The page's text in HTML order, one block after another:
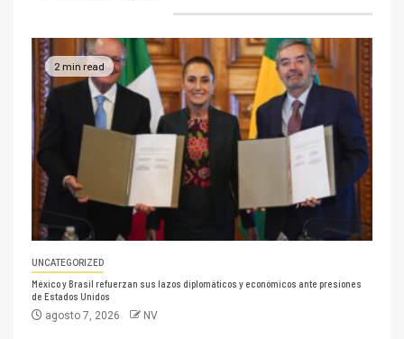
2 min read
UNCATEGORIZED
México y Brasil refuerzan sus lazos diplomáticos y económicos ante presiones
de Estados Unidos
agosto 7, 2026 NV